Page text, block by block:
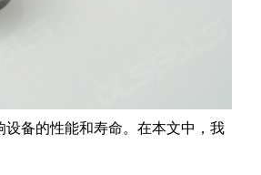
备的性能和寿命。在本文中，我